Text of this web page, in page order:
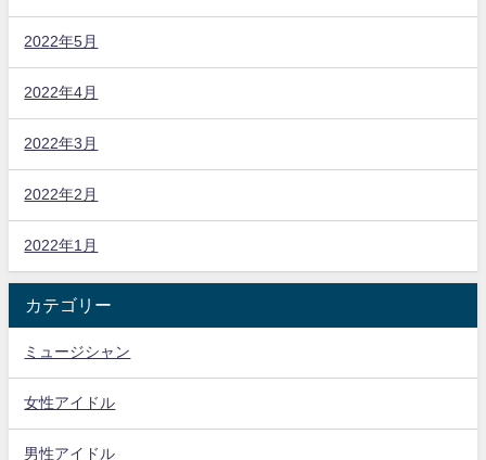
2022年5月
2022年4月
2022年3月
2022年2月
2022年1月
カテゴリー
ミュージシャン
女性アイドル
男性アイドル